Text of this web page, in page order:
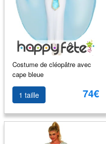
Costume de cléopâtre avec
cape bleue
1 taille 74€